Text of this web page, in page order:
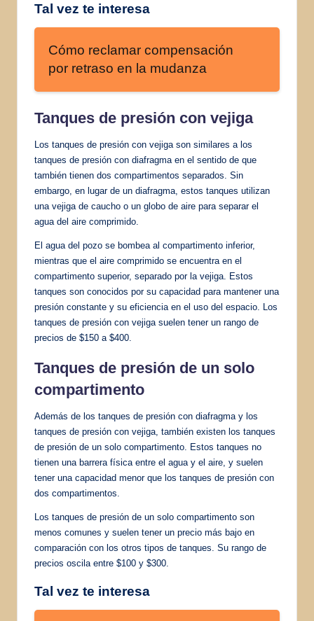
Tal vez te interesa
Cómo reclamar compensación
por retraso en la mudanza
Tanques de presión con vejiga
Los tanques de presión con vejiga son similares a los
tanques de presión con diafragma en el sentido de que
también tienen dos compartimentos separados. Sin
embargo, en lugar de un diafragma, estos tanques utilizan
una vejiga de caucho o un globo de aire para separar el
agua del aire comprimido.
El agua del pozo se bombea al compartimento inferior,
mientras que el aire comprimido se encuentra en el
compartimento superior, separado por la vejiga. Estos
tanques son conocidos por su capacidad para mantener una
presión constante y su eficiencia en el uso del espacio. Los
tanques de presión con vejiga suelen tener un rango de
precios de $150 a $400.
Tanques de presión de un solo
compartimento
Además de los tanques de presión con diafragma y los
tanques de presión con vejiga, también existen los tanques
de presión de un solo compartimento. Estos tanques no
tienen una barrera física entre el agua y el aire, y suelen
tener una capacidad menor que los tanques de presión con
dos compartimentos.
Los tanques de presión de un solo compartimento son
menos comunes y suelen tener un precio más bajo en
comparación con los otros tipos de tanques. Su rango de
precios oscila entre $100 y $300.
Tal vez te interesa